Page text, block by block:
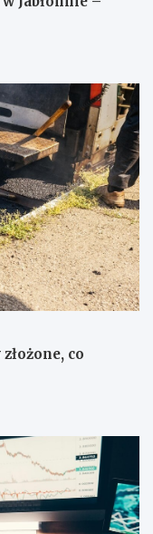
co